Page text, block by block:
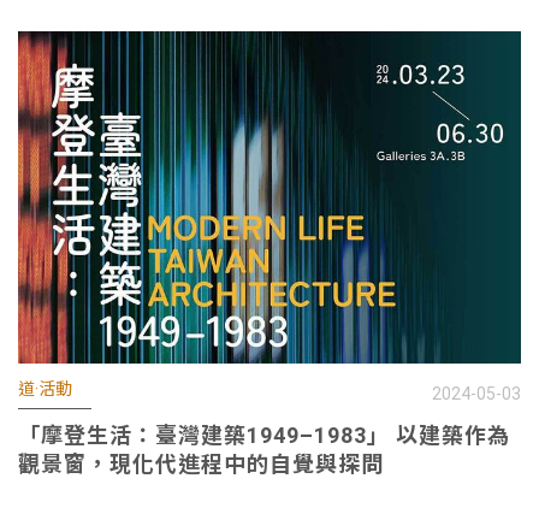
道·活動 2024-05-03
「摩登生活：臺灣建築1949–1983」 以建築作為
觀景窗，現化代進程中的自覺與探問